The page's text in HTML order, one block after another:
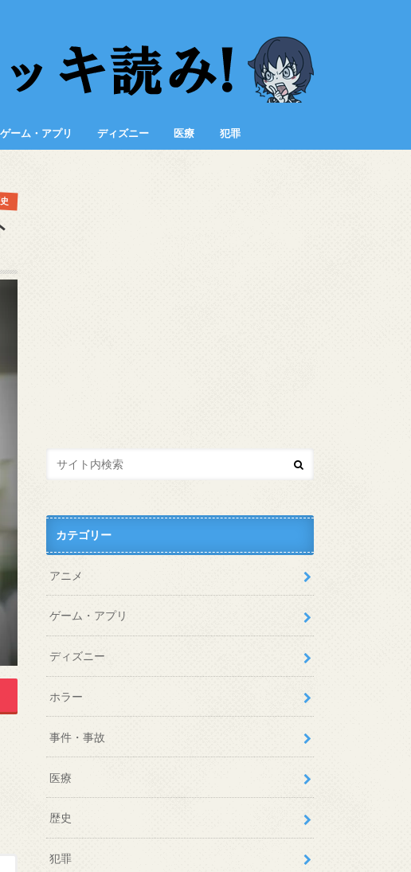
ゲーム・アプリ ディズニー 医療 犯罪
カテゴリー
アニメ
ゲーム・アプリ
ディズニー
ホラー
事件・事故
医療
歴史
犯罪